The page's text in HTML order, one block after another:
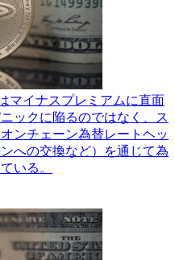
マイナスプレミアムに直面
ックに陥るのではなく、ス
ンチェーン為替レートヘッ
への交換など）を通じて為
いる。